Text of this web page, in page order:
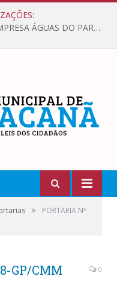
VEREADORES SE REUNÉM COM EMPRESA ÁGUAS DO PARÁ, PARA APRESENTAR REIVINDICAÇÕES E MELHORIAS NA QUALIDADE DOS SERVIÇOS OFERECIDOS Á POPULAÇÃO.
»
PORTARIA Nº
GP/CMM 0